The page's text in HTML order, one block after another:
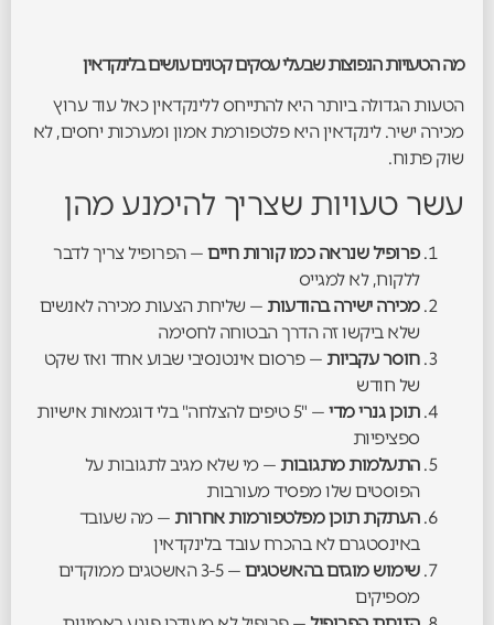
מה הטעויות הנפוצות שבעלי עסקים קטנים עושים בלינקדאין
הטעות הגדולה ביותר היא להתייחס ללינקדאין כאל עוד ערוץ
מכירה ישיר. לינקדאין היא פלטפורמת אמון ומערכות יחסים, לא
שוק פתוח.
עשר טעויות שצריך להימנע מהן
פרופיל שנראה כמו קורות חיים— הפרופיל צריך לדבר
ללקוח, לא למגייס
מכירה ישירה בהודעות — שליחת הצעות מכירה לאנשים
שלא ביקשו זה הדרך הבטוחה לחסימה
חוסר עקביות — פרסום אינטנסיבי שבוע אחד ואז שקט
של חודש
תוכן גנרי מדי
— "5 טיפים להצלחה" בלי דוגמאות אישיות
ספציפיות
התעלמות מתגובות — מי שלא מגיב לתגובות על
הפוסטים שלו מפסיד מעורבות
העתקת תוכן מפלטפורמות אחרות — מה שעובד
באינסטגרם לא בהכרח עובד בלינקדאין
שימוש מוגזם בהאשטגים
— 3-5 האשטגים ממוקדים
מספיקים